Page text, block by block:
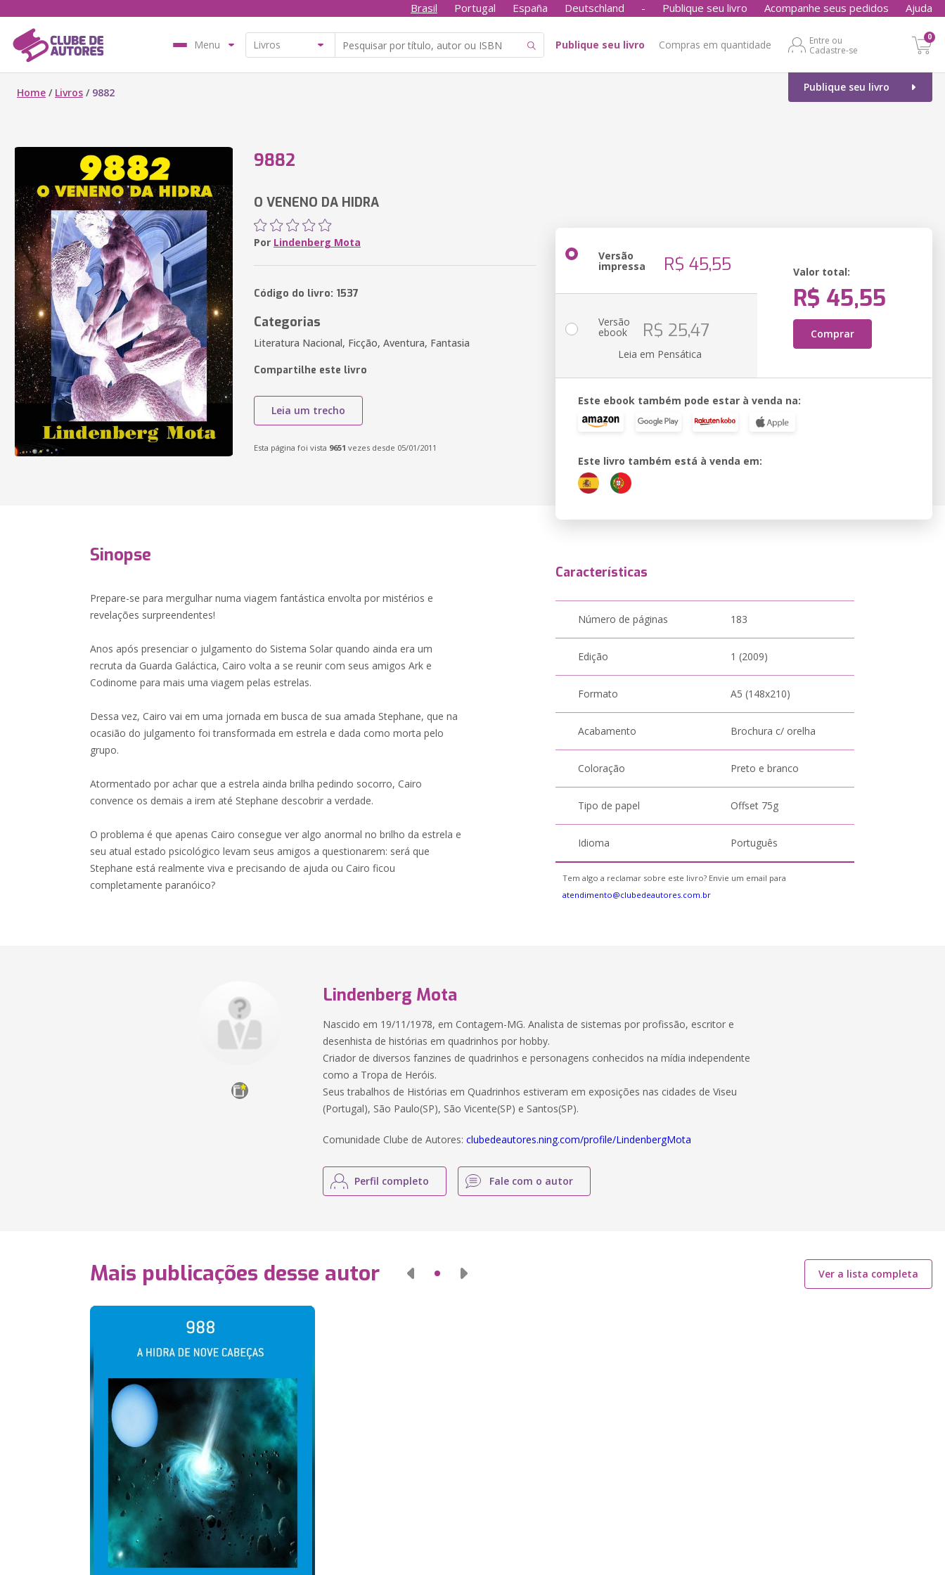
Brasil Portugal España Deutschland - Publique seu livro Acompanhe seus pedidos Ajuda
Menu Publique seu livro Compras em quantidade
Entre ou
Cadastre-se
0
Publique seu livro
Home / Livros / 9882
9882
O VENENO DA HIDRA
Por Lindenberg Mota
Código do livro: 1537
Categorias
Literatura Nacional, Ficção, Aventura, Fantasia
Compartilhe este livro
Leia um trecho
Esta página foi vista 9651 vezes desde 05/01/2011
Versão
impressa R$ 45,55 Valor total:
R$ 45,55
Comprar
Versão
ebook R$ 25,47
Leia em Pensática
Este ebook também pode estar à venda na:
Este livro também está à venda em:
Sinopse
Prepare-se para mergulhar numa viagem fantástica envolta por mistérios e
revelações surpreendentes!
Anos após presenciar o julgamento do Sistema Solar quando ainda era um
recruta da Guarda Galáctica, Cairo volta a se reunir com seus amigos Ark e
Codinome para mais uma viagem pelas estrelas.
Dessa vez, Cairo vai em uma jornada em busca de sua amada Stephane, que na
ocasião do julgamento foi transformada em estrela e dada como morta pelo
grupo.
Atormentado por achar que a estrela ainda brilha pedindo socorro, Cairo
convence os demais a irem até Stephane descobrir a verdade.
O problema é que apenas Cairo consegue ver algo anormal no brilho da estrela e
seu atual estado psicológico levam seus amigos a questionarem: será que
Stephane está realmente viva e precisando de ajuda ou Cairo ficou
completamente paranóico?
Características
Número de páginas 183
Edição 1 (2009)
Formato A5 (148x210)
Acabamento Brochura c/ orelha
Coloração Preto e branco
Tipo de papel Offset 75g
Idioma Português
Tem algo a reclamar sobre este livro? Envie um email para
atendimento@clubedeautores.com.br
Lindenberg Mota
Nascido em 19/11/1978, em Contagem-MG. Analista de sistemas por profissão, escritor e
desenhista de histórias em quadrinhos por hobby.
Criador de diversos fanzines de quadrinhos e personagens conhecidos na mídia independente
como a Tropa de Heróis.
Seus trabalhos de Histórias em Quadrinhos estiveram em exposições nas cidades de Viseu
(Portugal), São Paulo(SP), São Vicente(SP) e Santos(SP).
Comunidade Clube de Autores:clubedeautores.ning.com/profile/LindenbergMota
Perfil completo Fale com o autor
Mais publicações desse autor Ver a lista completa